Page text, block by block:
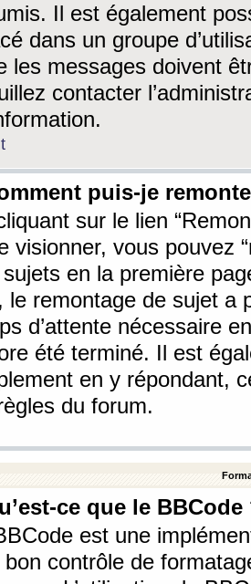
Il est également
dans un groupe
les messages doivent
contacter
puis-je
sur le lien
visionner, vous pouvez
en la première
le remontage de sujet a
d’attente nécessaire
été terminé. Il est
en y répondant,
du forum.
ce que le BBCode
est une
contrôle de